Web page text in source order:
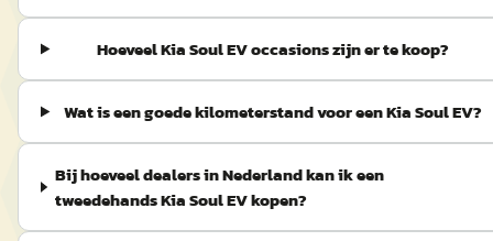
Hoeveel Kia Soul EV occasions zijn er te koop?
Wat is een goede kilometerstand voor een Kia Soul EV?
Bij hoeveel dealers in Nederland kan ik een
tweedehands Kia Soul EV kopen?